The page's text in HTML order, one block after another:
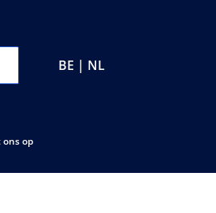
BE | NL
op